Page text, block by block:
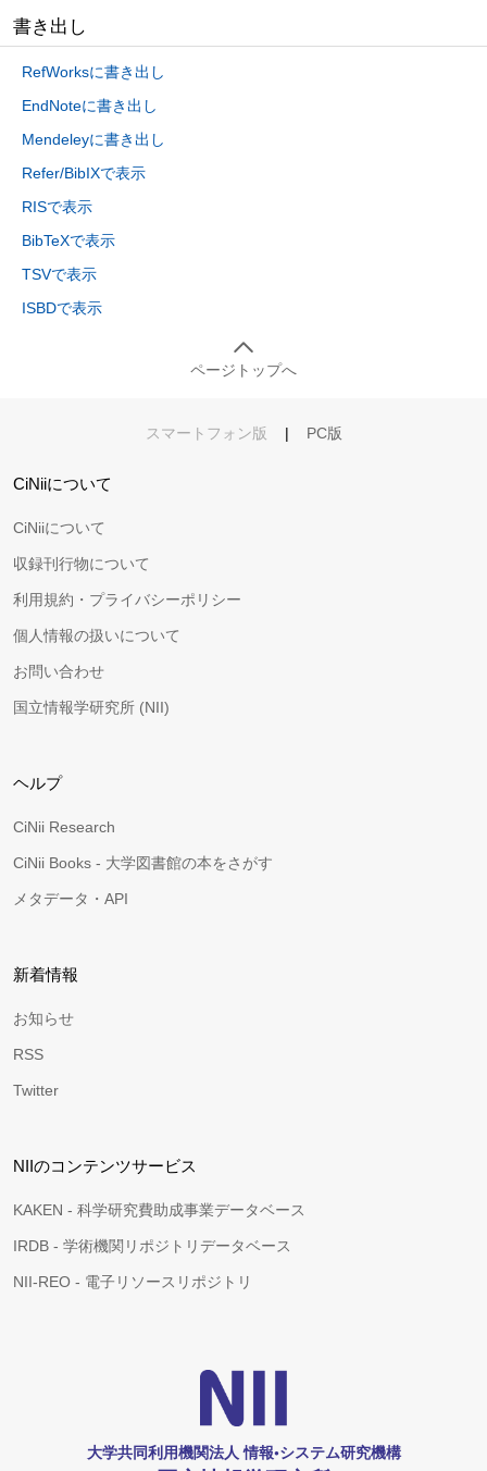
書き出し
RefWorksに書き出し
EndNoteに書き出し
Mendeleyに書き出し
Refer/BibIXで表示
RISで表示
BibTeXで表示
TSVで表示
ISBDで表示
ページトップへ
スマートフォン版 | PC版
CiNiiについて
CiNiiについて
収録刊行物について
利用規約・プライバシーポリシー
個人情報の扱いについて
お問い合わせ
国立情報学研究所 (NII)
ヘルプ
CiNii Research
CiNii Books - 大学図書館の本をさがす
メタデータ・API
新着情報
お知らせ
RSS
Twitter
NIIのコンテンツサービス
KAKEN - 科学研究費助成事業データベース
IRDB - 学術機関リポジトリデータベース
NII-REO - 電子リソースリポジトリ
大学共同利用機関法人 情報•システム研究機構